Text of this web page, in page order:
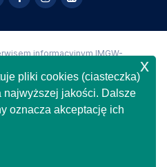
informacyjnym IMGW-
prawa zastrzeżone
pliki cookies (ciasteczka)
najwyższej jakości. Dalsze
oznacza akceptację ich
x